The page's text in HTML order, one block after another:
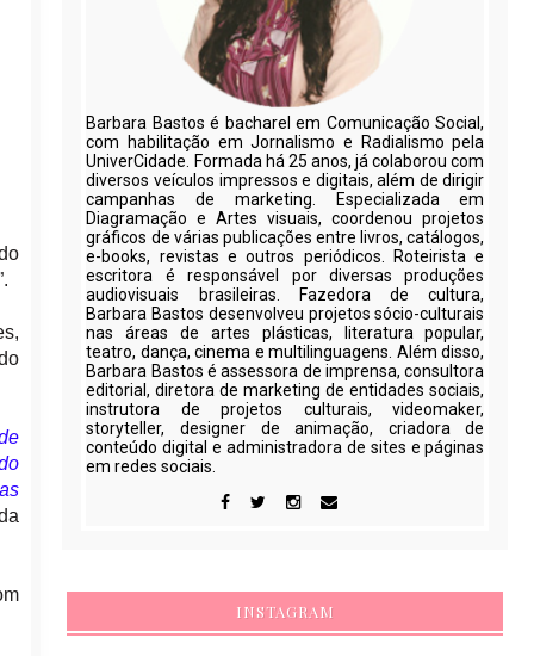
Barbara Bastos é bacharel em Comunicação Social,
com habilitação em Jornalismo e Radialismo pela
UniverCidade. Formada há 25 anos, já colaborou com
diversos veículos impressos e digitais, além de dirigir
campanhas de marketing. Especializada em
Diagramação e Artes visuais, coordenou projetos
gráficos de várias publicações entre livros, catálogos,
e-books, revistas e outros periódicos. Roteirista e
escritora é responsável por diversas produções
audiovisuais brasileiras. Fazedora de cultura,
Barbara Bastos desenvolveu projetos sócio-culturais
nas áreas de artes plásticas, literatura popular,
teatro, dança, cinema e multilinguagens. Além disso,
Barbara Bastos é assessora de imprensa, consultora
editorial, diretora de marketing de entidades sociais,
instrutora de projetos culturais, videomaker,
storyteller, designer de animação, criadora de
conteúdo digital e administradora de sites e páginas
em redes sociais.
INSTAGRAM